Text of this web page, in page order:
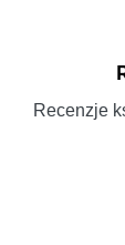
Recenzje